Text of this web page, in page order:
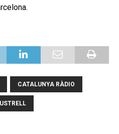
CATALUNYA RÀDIO